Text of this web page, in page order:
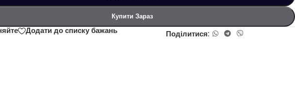
Купити Зараз
Додати до списку бажань Поділитися: